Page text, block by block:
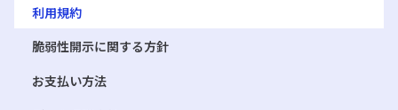
利用規約
脆弱性開示に関する方針
お支払い方法